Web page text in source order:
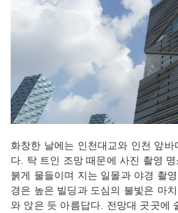
화창한 날에는 인천대교와 인천 앞
다. 탁 트인 조망 때문에 사진 촬영
붉게 물들이며 지는 일몰과 야경 촬
경은 높은 빌딩과 도심의 불빛은 마
와 앉은 듯 아름답다. 전망대 곳곳에